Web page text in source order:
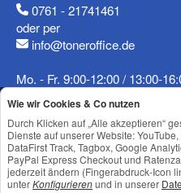
(* = Pflichtfelder)
Datenschutzerklärung
Frage
0761 - 21741461
oder per
info@toneroffice.de
Mo. - Fr. 9:00-12:00 / 13:00-
Vertrag widerrufen
Shop Service
Informationen
Wie wir Cookies & Co nutzen
Durch Klicken auf „Alle akzeptieren“
Dienste auf unserer Website:
DataFirst Track, Tagbox, Google
PayPal Express Checkout und
jederzeit ändern (Fingerabdruck-Icon
unterKonfigurierenund in unserer